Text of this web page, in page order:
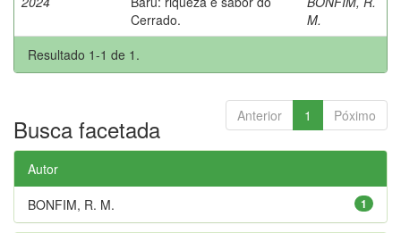
Cerrado.
M.
Resultado 1-1 de 1.
Anterior 1 Póximo
Busca facetada
Autor
1
BONFIM, R. M.